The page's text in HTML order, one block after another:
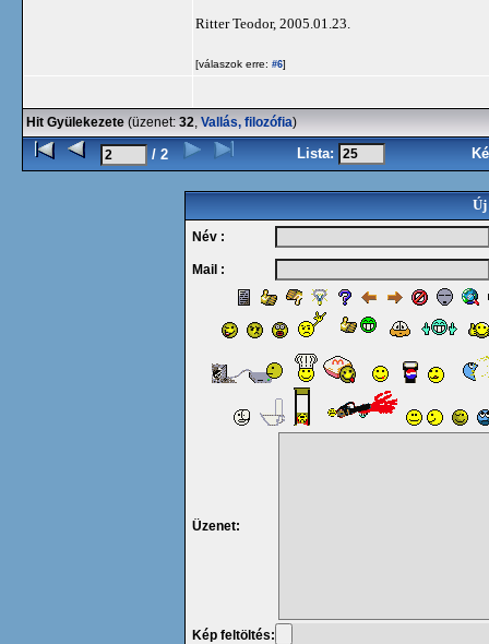
Ritter Teodor, 2005.01.23.
[válaszok erre: #6]
Hit Gyülekezete (üzenet: 32, Vallás, filozófia)
/ 2 Lista:
Új
Név :
Mail :
Üzenet:
Kép feltöltés: